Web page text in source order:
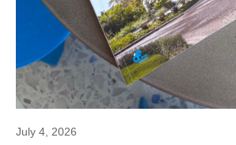
July 4, 2026